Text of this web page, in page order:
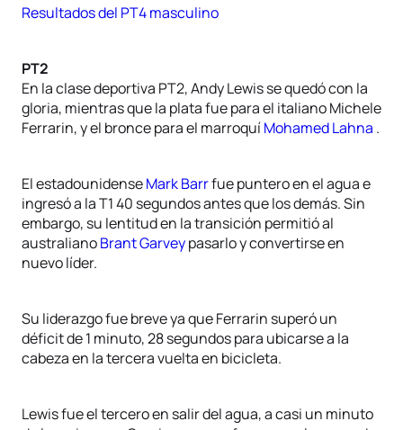
Resultados del PT4 masculino
PT2
En la clase deportiva PT2, Andy Lewis se quedó con la
gloria, mientras que la plata fue para el italiano Michele
Ferrarin, y el bronce para el marroquíMohamed Lahna .
El estadounidenseMark Barrfue puntero en el agua e
ingresó a la T1 40 segundos antes que los demás. Sin
embargo, su lentitud en la transición permitió al
australianoBrant Garveypasarlo y convertirse en
nuevo líder.
Su liderazgo fue breve ya que Ferrarin superó un
déficit de 1 minuto, 28 segundos para ubicarse a la
cabeza en la tercera vuelta en bicicleta.
Lewis fue el tercero en salir del agua, a casi un minuto